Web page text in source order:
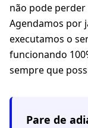
não pode
Agendamos por
executamos o
funcionando
sempre que
Pare de